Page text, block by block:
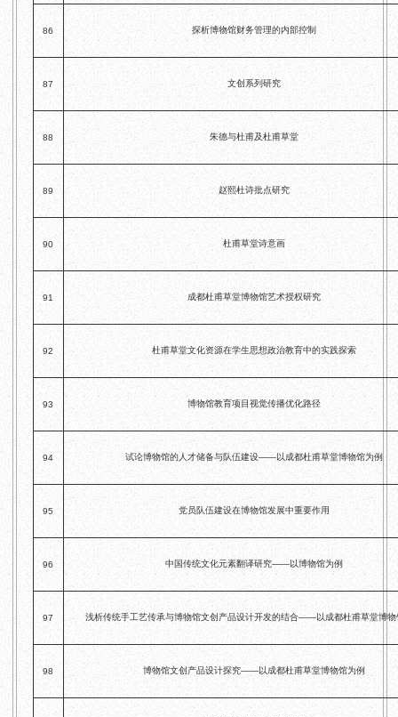
86 探析博物馆财务管理的内部控制
87 文创系列研究
88 朱德与杜甫及杜甫草堂
89 赵熙杜诗批点研究
90 杜甫草堂诗意画
91 成都杜甫草堂博物馆艺术授权研究
92 杜甫草堂文化资源在学生思想政治教育中的实践探索
93 博物馆教育项目视觉传播优化路径
94 试论博物馆的人才储备与队伍建设——以成都杜甫草堂博物馆为例
95 党员队伍建设在博物馆发展中重要作用
96 中国传统文化元素翻译研究——以博物馆为例
97 浅析传统手工艺传承与博物馆文创产品设计开发的结合——以成都杜甫草堂博物
98 博物馆文创产品设计探究——以成都杜甫草堂博物馆为例